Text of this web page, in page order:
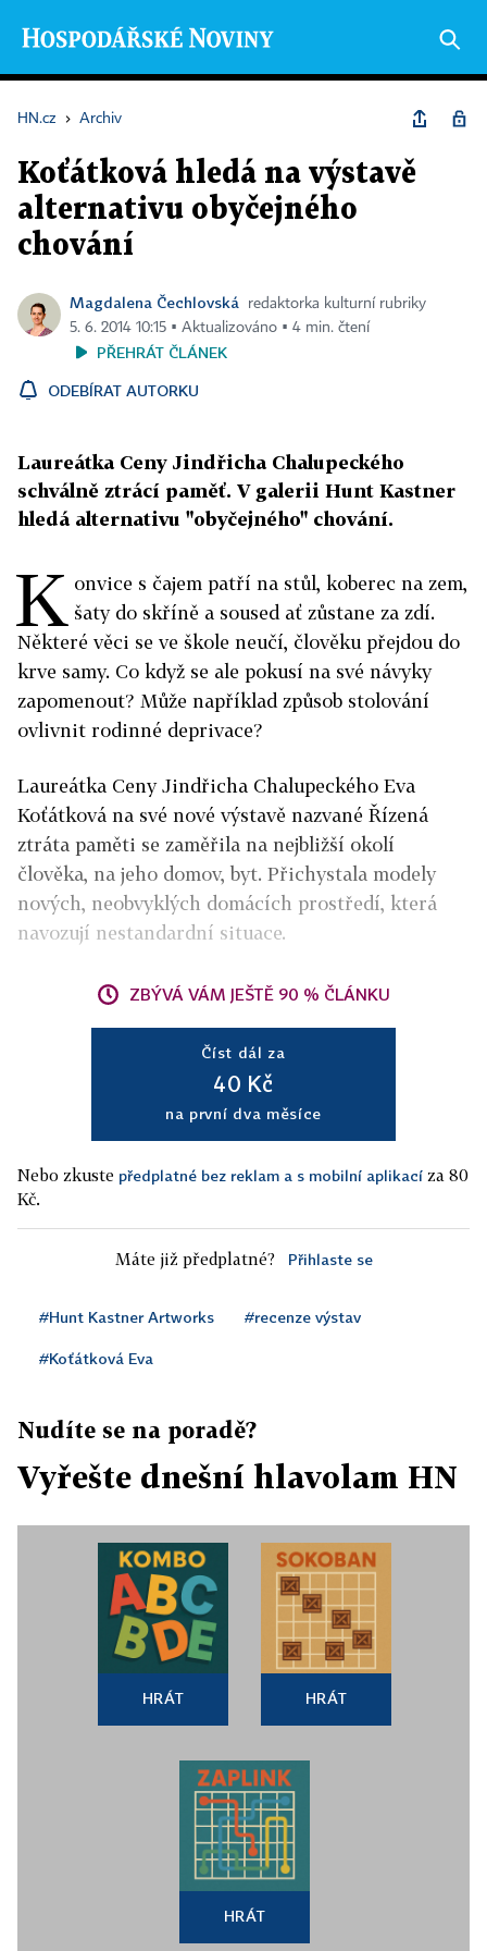
HN.cz › Archiv
Koťátková hledá na výstavě
alternativu obyčejného
chování
Magdalena Čechlovská
redaktorka kulturní rubriky
5. 6. 2014 10:15 ▪ Aktualizováno ▪ 4 min. čtení
PŘEHRÁT ČLÁNEK
ODEBÍRAT AUTORKU
Laureátka Ceny Jindřicha Chalupeckého
schválně ztrácí paměť. V galerii Hunt Kastner
hledá alternativu "obyčejného" chování.
K onvice s čajem patří na stůl, koberec na zem,
šaty do skříně a soused ať zůstane za zdí.
Některé věci se ve škole neučí, člověku přejdou do
krve samy. Co když se ale pokusí na své návyky
zapomenout? Může například způsob stolování
ovlivnit rodinné deprivace?
Laureátka Ceny Jindřicha Chalupeckého Eva
Koťátková na své nové výstavě nazvané Řízená
ztráta paměti se zaměřila na nejbližší okolí
člověka, na jeho domov, byt. Přichystala modely
nových, neobvyklých domácích prostředí, která
navozují nestandardní situace.
ZBÝVÁ VÁM JEŠTĚ 90 % ČLÁNKU
Číst dál za
40 Kč
na první dva měsíce
Nebo zkuste předplatné bez reklam a s mobilní aplikací za 80
Kč.
Máte již předplatné? Přihlaste se
#Hunt Kastner Artworks #recenze výstav
#Koťátková Eva
Nudíte se na poradě?
Vyřešte dnešní hlavolam HN
HRÁT HRÁT
HRÁT